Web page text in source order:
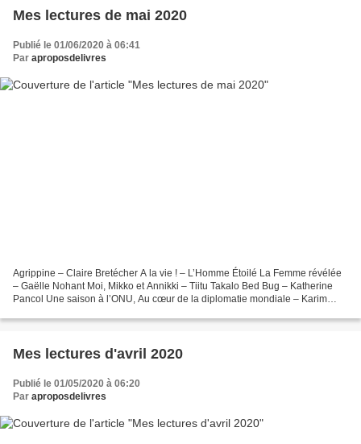
Mes lectures de mai 2020
Publié le 01/06/2020 à 06:41
Par aproposdelivres
Agrippine – Claire Bretécher A la vie ! – L’Homme Étoilé La Femme révélée
– Gaëlle Nohant Moi, Mikko et Annikki – Tiitu Takalo Bed Bug – Katherine
Pancol Une saison à l’ONU, Au cœur de la diplomatie mondiale – Karim
Mes lectures d'avril 2020
Publié le 01/05/2020 à 06:20
Par aproposdelivres